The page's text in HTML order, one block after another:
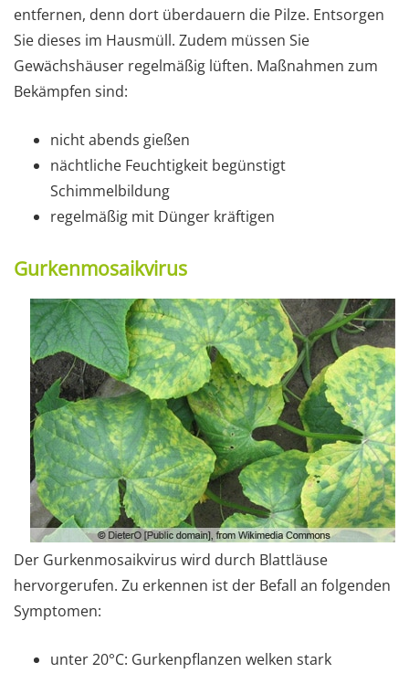
entfernen, denn dort überdauern die Pilze. Entsorgen
Sie dieses im Hausmüll. Zudem müssen Sie
Gewächshäuser regelmäßig lüften. Maßnahmen zum
Bekämpfen sind:
nicht abends gießen
nächtliche Feuchtigkeit begünstigt
Schimmelbildung
regelmäßig mit Dünger kräftigen
Gurkenmosaikvirus
Der Gurkenmosaikvirus wird durch Blattläuse
hervorgerufen. Zu erkennen ist der Befall an folgenden
Symptomen:
unter 20°C: Gurkenpflanzen welken stark